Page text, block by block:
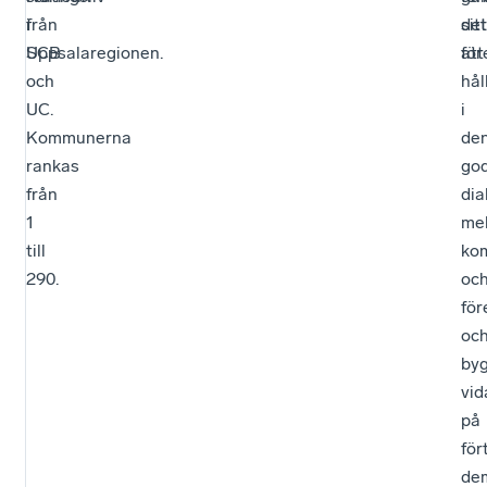
från
SCB
och
UC.
Kommunerna
rankas
från
1
till
290.
i
Uppsalaregionen.
sitt
det
att
i
på